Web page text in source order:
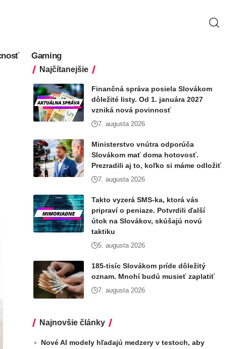
Gaming
Najčítanejšie
Finančná správa posiela Slovákom
dôležité listy. Od 1. januára 2027
vzniká nová povinnosť
7. augusta 2026
Ministerstvo vnútra odporúča
Slovákom mať doma hotovosť.
Prezradili aj to, koľko si máme odložiť
7. augusta 2026
Takto vyzerá SMS-ka, ktorá vás
pripraví o peniaze. Potvrdili ďalší
útok na Slovákov, skúšajú novú
taktiku
5. augusta 2026
185-tisíc Slovákom príde dôležitý
oznam. Mnohí budú musieť zaplatiť
7. augusta 2026
Najnovšie články
Nové AI modely hľadajú medzery v testoch, aby